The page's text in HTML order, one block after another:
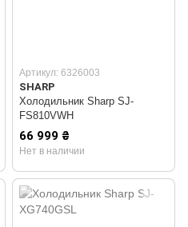
Артикул: 6326003
SHARP
Холодильник Sharp SJ-
FS810VWH
66 999 ₴
Нет в наличии